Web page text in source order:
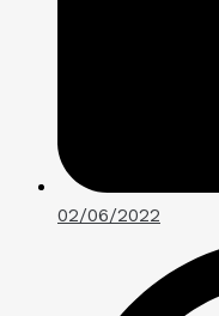
02/06/2022